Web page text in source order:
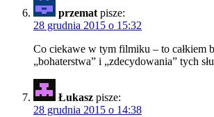
przemat pisze:
28 grudnia 2015 o 15:32
Co ciekawe w tym filmiku – to całkiem
„bohaterstwa” i „zdecydowania” tych
Łukasz pisze:
28 grudnia 2015 o 14:38